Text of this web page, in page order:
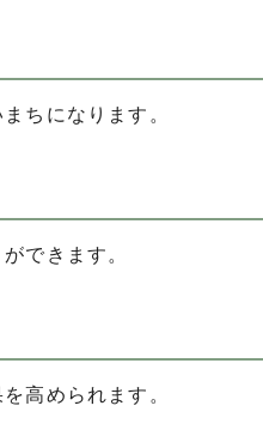
ちになります。
できます。
高められます。